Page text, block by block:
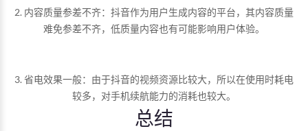
2. 内容质量参差不齐：抖音作为用户生成内容的平台，其内容质量
难免参差不齐，低质量内容也有可能影响用户体验。
3. 省电效果一般：由于抖音的视频资源比较大，所以在使用时耗电
较多，对手机续航能力的消耗也较大。
总结